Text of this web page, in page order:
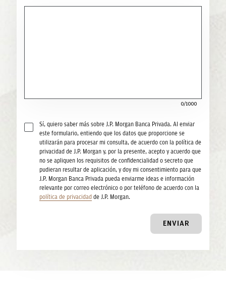
0/1000
Sí, quiero saber más sobre J.P. Morgan Banca Privada. Al enviar
este formulario, entiendo que los datos que proporcione se
utilizarán para procesar mi consulta, de acuerdo con la política de
privacidad de J.P. Morgan y, por la presente, acepto y acuerdo que
no se apliquen los requisitos de confidencialidad o secreto que
pudieran resultar de aplicación, y doy mi consentimiento para que
J.P. Morgan Banca Privada pueda enviarme ideas e información
relevante por correo electrónico o por teléfono de acuerdo con la
política de privacidad de J.P. Morgan.
ENVIAR